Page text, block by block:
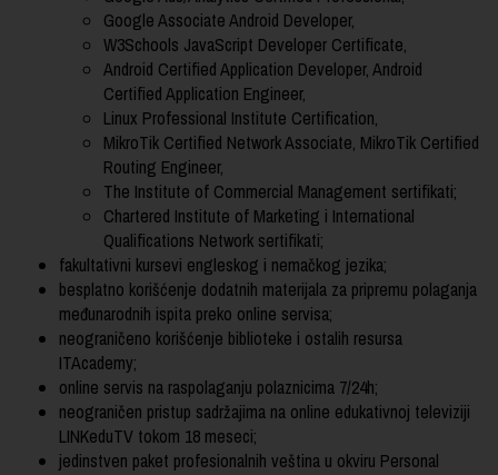
Google Associate Android Developer,
W3Schools JavaScript Developer Certificate,
Android Certified Application Developer, Android
Certified Application Engineer,
Linux Professional Institute Certification,
MikroTik Certified Network Associate, MikroTik Certified
Routing Engineer,
The Institute of Commercial Management sertifikati;
Chartered Institute of Marketing i International
Qualifications Network sertifikati;
fakultativni kursevi engleskog i nemačkog jezika;
besplatno korišćenje dodatnih materijala za pripremu polaganja
međunarodnih ispita preko online servisa;
neograničeno korišćenje biblioteke i ostalih resursa
ITAcademy;
online servis na raspolaganju polaznicima 7/24h;
neograničen pristup sadržajima na online edukativnoj televiziji
LINKeduTV tokom 18 meseci;
jedinstven paket profesionalnih veština u okviru Personal